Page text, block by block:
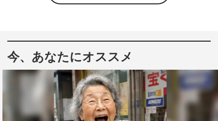
モシロ授業を行う『サンドウィッチマン＆芦田愛菜の博士
今、あなたにオススメ